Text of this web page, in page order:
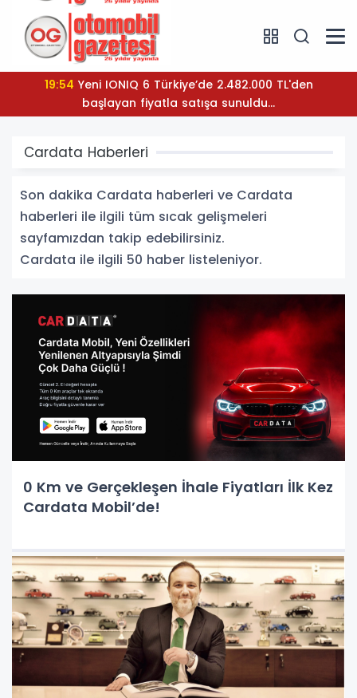
08:31 Temmuz ayında sert fren; 80.768 adet!..
Cardata Haberleri
Son dakika Cardata haberleri ve Cardata
haberleri ile ilgili tüm sıcak gelişmeleri
sayfamızdan takip edebilirsiniz.
Cardata ile ilgili 50 haber listeleniyor.
0 Km ve Gerçekleşen İhale Fiyatları İlk Kez
Cardata Mobil’de!